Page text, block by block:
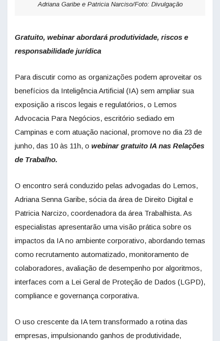
Adriana Garibe e Patricia Narciso/Foto: Divulgação
Gratuito, webinar abordará produtividade, riscos e
responsabilidade jurídica
Para discutir como as organizações podem aproveitar os
benefícios da Inteligência Artificial (IA) sem ampliar sua
exposição a riscos legais e regulatórios, o Lemos
Advocacia Para Negócios, escritório sediado em
Campinas e com atuação nacional, promove no dia 23 de
junho, das 10 às 11h, o webinar gratuito IA nas Relações
de Trabalho.
O encontro será conduzido pelas advogadas do Lemos,
Adriana Senna Garibe, sócia da área de Direito Digital e
Patricia Narcizo, coordenadora da área Trabalhista. As
especialistas apresentarão uma visão prática sobre os
impactos da IA no ambiente corporativo, abordando temas
como recrutamento automatizado, monitoramento de
colaboradores, avaliação de desempenho por algoritmos,
interfaces com a Lei Geral de Proteção de Dados (LGPD),
compliance e governança corporativa.
O uso crescente da IA tem transformado a rotina das
empresas, impulsionando ganhos de produtividade,